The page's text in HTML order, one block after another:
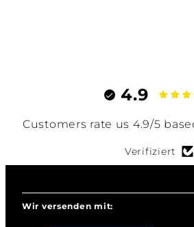
4.9
Customers rate us 4.9/5
Verifiziert
Wir versenden mit: